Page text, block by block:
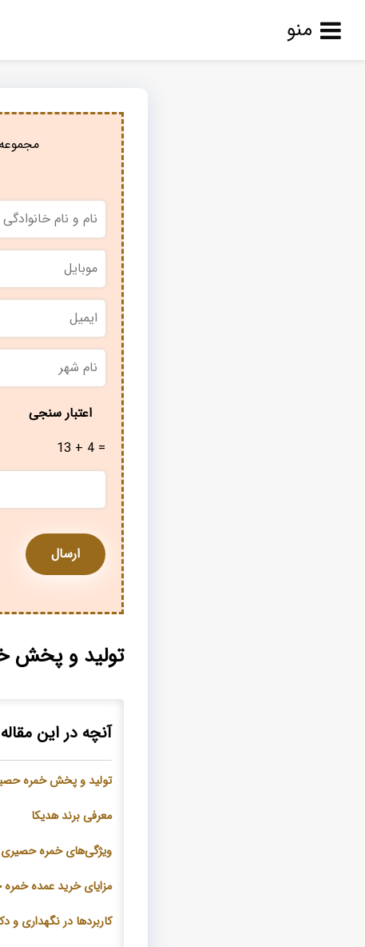
منو
و
نام
خانوادگی
موبایل
ایمیل
نام
شهر
اعتبار سنجی
13 + 4 =
تولید و پخش
آنچه در این
تولید و پخش خمره
معرفی برند هدیکا
ویژگی‌های خمره حصیری
مزایای خرید عمده
کاربردها در نگهداری و